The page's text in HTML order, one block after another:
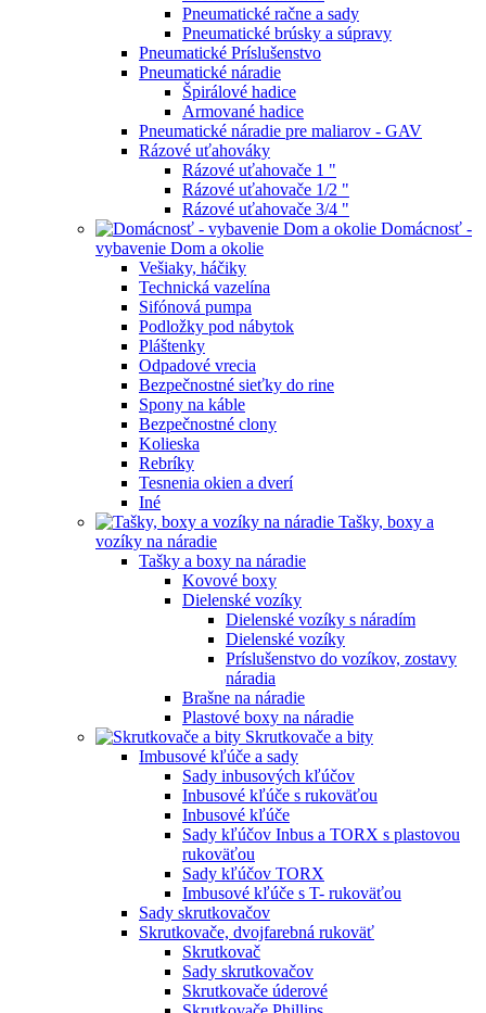
Pneumatické račne a sady
Pneumatické brúsky a súpravy
Pneumatické Príslušenstvo
Pneumatické náradie
Špirálové hadice
Armované hadice
Pneumatické náradie pre maliarov - GAV
Rázové uťahováky
Rázové uťahovače 1 "
Rázové uťahovače 1/2 "
Rázové uťahovače 3/4 "
Domácnosť -
vybavenie Dom a okolie
Vešiaky, háčiky
Technická vazelína
Sifónová pumpa
Podložky pod nábytok
Pláštenky
Odpadové vrecia
Bezpečnostné sieťky do rine
Spony na káble
Bezpečnostné clony
Kolieska
Rebríky
Tesnenia okien a dverí
Iné
Tašky, boxy a
vozíky na náradie
Tašky a boxy na náradie
Kovové boxy
Dielenské vozíky
Dielenské vozíky s náradím
Dielenské vozíky
Príslušenstvo do vozíkov, zostavy
náradia
Brašne na náradie
Plastové boxy na náradie
Skrutkovače a bity
Imbusové kľúče a sady
Sady inbusových kľúčov
Inbusové kľúče s rukoväťou
Inbusové kľúče
Sady kľúčov Inbus a TORX s plastovou
rukoväťou
Sady kľúčov TORX
Imbusové kľúče s T- rukoväťou
Sady skrutkovačov
Skrutkovače, dvojfarebná rukoväť
Skrutkovač
Sady skrutkovačov
Skrutkovače úderové